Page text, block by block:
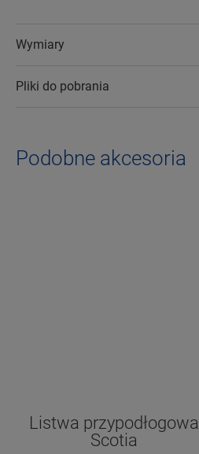
Wymiary
Pliki do pobrania
Podobne akcesoria
Listwa przypodłogowa
Scotia